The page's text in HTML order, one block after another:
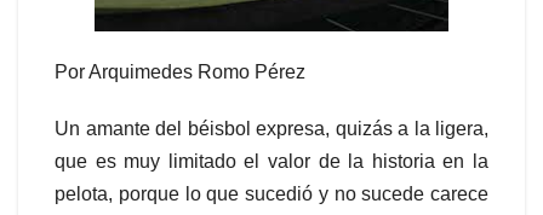
Por Arquimedes Romo Pérez
Un amante del béisbol expresa, quizás a la ligera,
que es muy limitado el valor de la historia en la
pelota, porque lo que sucedió y no sucede carece